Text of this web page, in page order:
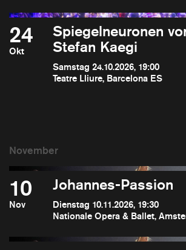
24
Okt
Spiegelneuronen
Stefan Kaegi
Samstag 24.10.2026, 19:00
Teatre Lliure, Barcelona ES
10
Nov
Johannes-Passion
Dienstag 10.11.2026, 19:30
Nationale Opera & Ballet,